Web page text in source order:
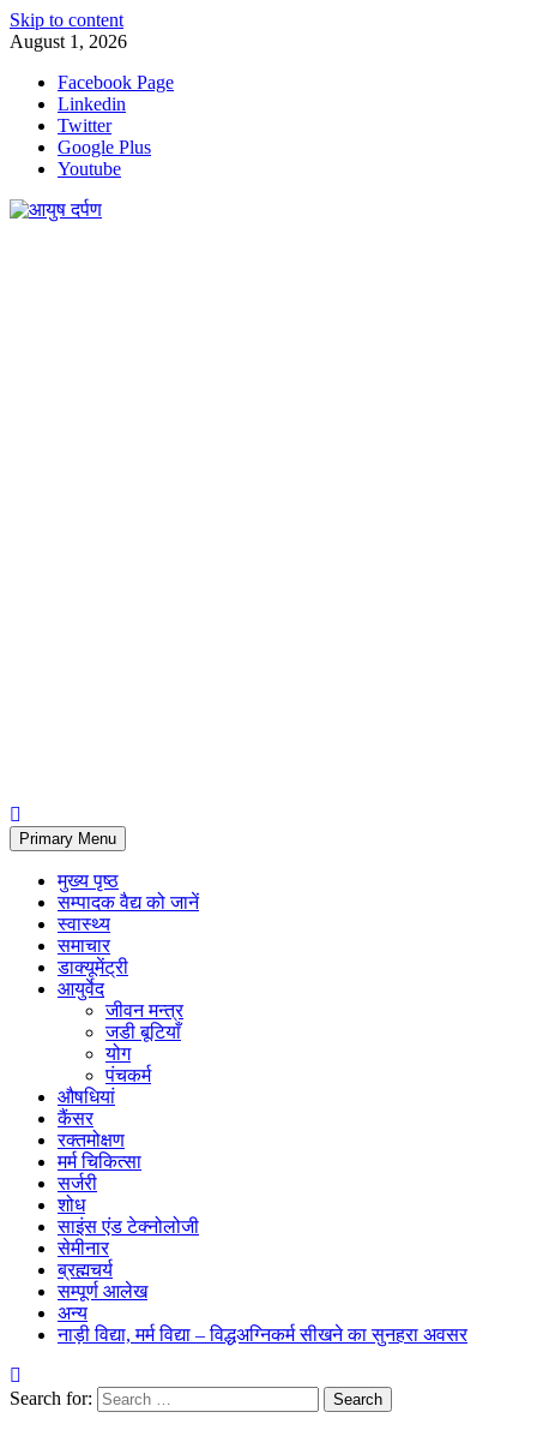
Skip to content
August 1, 2026
Facebook Page
Linkedin
Twitter
Google Plus
Youtube
Primary Menu
मुख्य पृष्ठ
सम्पादक वैद्य को जानें
स्वास्थ्य
समाचार
डाक्यूमेंट्री
आयुर्वेद
जीवन मन्त्र
जडी बूटियाँ
योग
पंचकर्म
औषधियां
कैंसर
रक्तमोक्षण
मर्म चिकित्सा
सर्जरी
शोध
साइंस एंड टेक्नोलोजी
सेमीनार
ब्रह्मचर्य
सम्पूर्ण आलेख
अन्य
नाड़ी विद्या, मर्म विद्या – विद्धअग्निकर्म सीखने का सुनहरा अवसर
Search for: